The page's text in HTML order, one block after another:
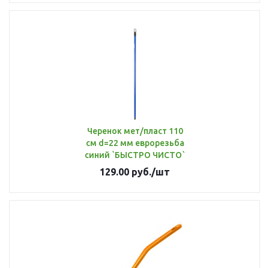
Черенок мет/пласт 110
см d=22 мм еврорезьба
синий `БЫСТРО ЧИСТО`
129.00 руб./шт